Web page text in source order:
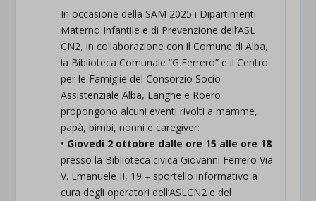
In occasione della SAM 2025 i Dipartimenti
Materno Infantile e di Prevenzione dell’ASL
CN2, in collaborazione con il Comune di Alba,
la Biblioteca Comunale “G.Ferrero” e il Centro
per le Famiglie del Consorzio Socio
Assistenziale Alba, Langhe e Roero
propongono alcuni eventi rivolti a mamme,
papà, bimbi, nonni e caregiver:
• Giovedì 2 ottobre dalle ore 15 alle ore 18
presso la Biblioteca civica Giovanni Ferrero Via
V. Emanuele II, 19 – sportello informativo a
cura degli operatori dell’ASLCN2 e del